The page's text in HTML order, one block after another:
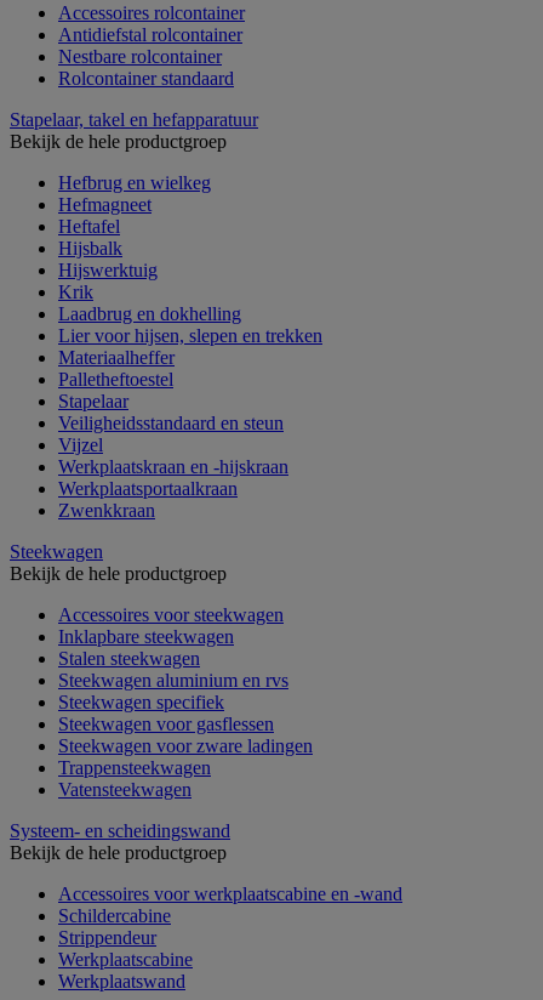
Accessoires rolcontainer
Antidiefstal rolcontainer
Nestbare rolcontainer
Rolcontainer standaard
Stapelaar, takel en hefapparatuur
Bekijk de hele productgroep
Hefbrug en wielkeg
Hefmagneet
Heftafel
Hijsbalk
Hijswerktuig
Krik
Laadbrug en dokhelling
Lier voor hijsen, slepen en trekken
Materiaalheffer
Palletheftoestel
Stapelaar
Veiligheidsstandaard en steun
Vijzel
Werkplaatskraan en -hijskraan
Werkplaatsportaalkraan
Zwenkkraan
Steekwagen
Bekijk de hele productgroep
Accessoires voor steekwagen
Inklapbare steekwagen
Stalen steekwagen
Steekwagen aluminium en rvs
Steekwagen specifiek
Steekwagen voor gasflessen
Steekwagen voor zware ladingen
Trappensteekwagen
Vatensteekwagen
Systeem- en scheidingswand
Bekijk de hele productgroep
Accessoires voor werkplaatscabine en -wand
Schildercabine
Strippendeur
Werkplaatscabine
Werkplaatswand